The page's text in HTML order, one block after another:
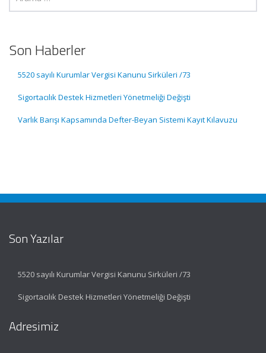
Son Haberler
5520 sayılı Kurumlar Vergisi Kanunu Sirküleri /73
Sigortacılık Destek Hizmetleri Yönetmeliği Değişti
Varlık Barışı Kapsamında Defter-Beyan Sistemi Kayıt Kılavuzu
Son Yazılar
5520 sayılı Kurumlar Vergisi Kanunu Sirküleri /73
Sigortacılık Destek Hizmetleri Yönetmeliği Değişti
Adresimiz